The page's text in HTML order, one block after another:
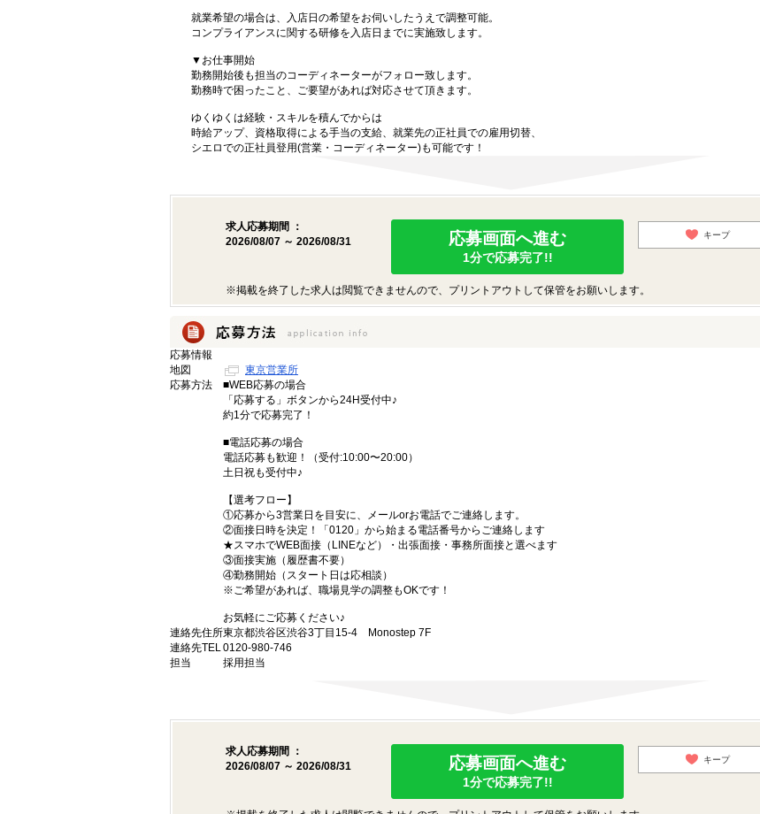
就業希望の場合は、入店日の希望をお伺いしたうえで調整可能。
コンプライアンスに関する研修を入店日までに実施致します。
▼お仕事開始
勤務開始後も担当のコーディネーターがフォロー致します。
勤務時で困ったこと、ご要望があれば対応させて頂きます。
ゆくゆくは経験・スキルを積んでからは
時給アップ、資格取得による手当の支給、就業先の正社員での雇用切替、
シエロでの正社員登用(営業・コーディネーター)も可能です！
求人応募期間 ：
2026/08/07 ～ 2026/08/31
応募画面へ進む
1分で応募完了!!
キープ
※掲載を終了した求人は閲覧できませんので、プリントアウトして保管をお願いします。
応募情報
地図
東京営業所
応募方法
■WEB応募の場合
「応募する」ボタンから24H受付中♪
約1分で応募完了！
■電話応募の場合
電話応募も歓迎！（受付:10:00〜20:00）
土日祝も受付中♪
【選考フロー】
①応募から3営業日を目安に、メールorお電話でご連絡します。
②面接日時を決定！「0120」から始まる電話番号からご連絡します
★スマホでWEB面接（LINEなど）・出張面接・事務所面接と選べます
③面接実施（履歴書不要）
④勤務開始（スタート日は応相談）
※ご希望があれば、職場見学の調整もOKです！
お気軽にご応募ください♪
連絡先住所東京都渋谷区渋谷3丁目15-4 Monostep 7F
連絡先TEL0120-980-746
担当
採用担当
求人応募期間 ：
2026/08/07 ～ 2026/08/31
応募画面へ進む
1分で応募完了!!
キープ